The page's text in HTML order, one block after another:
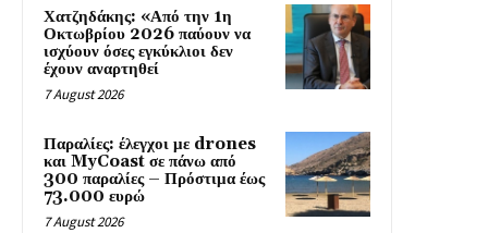
Χατζηδάκης: «Από την 1η
Οκτωβρίου 2026 παύουν να
ισχύουν όσες εγκύκλιοι δεν
έχουν αναρτηθεί
7 August 2026
Παραλίες: έλεγχοι με drones
και MyCoast σε πάνω από
300 παραλίες – Πρόστιμα έως
73.000 ευρώ
7 August 2026